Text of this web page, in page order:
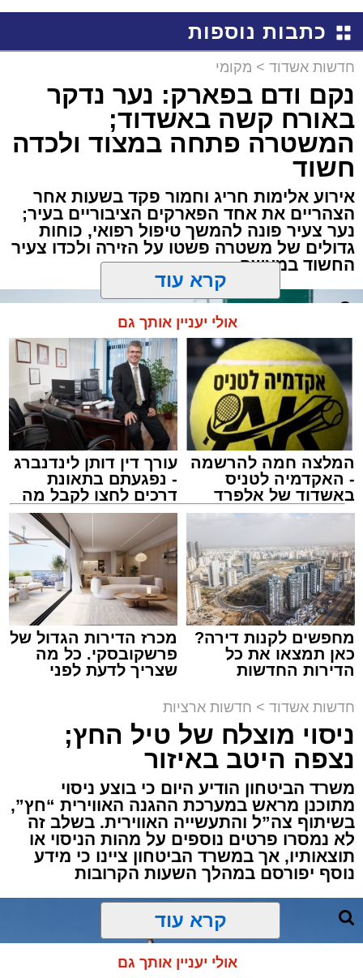
באשדוד
כתבות נוספות
חדשות אשדוד > מקומי
נקם ודם בפארק: נער נדקר
באורח קשה באשדוד;
המשטרה פתחה במצוד ולכדה
חשוד
אירוע אלימות חריג וחמור פקד בשעות אחר
הצהריים את אחד הפארקים הציבוריים בעיר;
נער צעיר פונה להמשך טיפול רפואי, כוחות
גדולים של משטרה פשטו על הזירה ולכדו צעיר
החשוד במעשה
אילוסטרציה מעצר חשוד
מערכת האתר / 00:13 06.08.26
תגים:משטרה, מעצר, אלימות, אשדוד
דרמה קשה ברחובות אשדוד: אירוע אלימות חמור
התרחש בשעות אחר הצהריים (רביעי) באחד
הפארקים המרכזיים בעיר, במהלכו נדקר נער בן
12 ונפצע.
עם קבלת הדיווח במוקד 100 ובמוקדי החירום,
הוזעקו למקום כוחות הצלה רבים יחד עם שוטרי
תחנת אשדוד. צוותי הרפואה שהגיעו לזירה העניקו
לנער הפצוע טיפול רפואי ראשוני בשטח, ולאחר
מכן פינו אותו לבית החולים כשמצבו מוגדר קל.
קרא עוד
אולי יעניין אותך גם
המלצה חמה להרשמה
- האקדמיה לטניס
באשדוד של אלפרד
קריאולנסקי - לילדים
עורך דין דותן לינדנברג
- נפגעתם בתאונת
דרכים לחצו לקבל מה
שמגיע לכם
מחפשים לקנות דירה?
כאן תמצאו את כל
הדירות החדשות
מכרז הדירות הגדול של
פרשקובסקי. כל מה
שצריך לדעת לפני
באשדוד
חדשות אשדוד > חדשות ארציות
ניסוי מוצלח של טיל החץ;
נצפה היטב באיזור
משרד הביטחון הודיע היום כי בוצע ניסוי
מתוכנן מראש במערכת ההגנה האווירית “חץ”,
בשיתוף צה”ל והתעשייה האווירית. בשלב זה
לא נמסרו פרטים נוספים על מהות הניסוי או
תוצאותיו, אך במשרד הביטחון ציינו כי מידע
נוסף יפורסם במהלך השעות הקרובות
קרא עוד
אולי יעניין אותך גם